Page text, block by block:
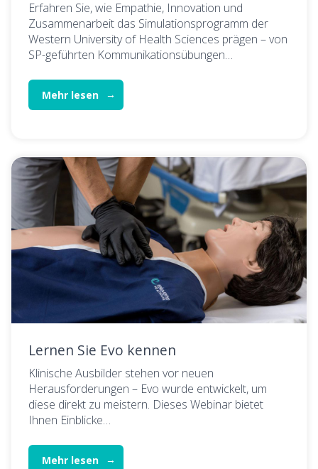
Erfahren Sie, wie Empathie, Innovation und
Zusammenarbeit das Simulationsprogramm der
Western University of Health Sciences prägen – von
SP-geführten Kommunikationsübungen…
Mehr lesen
Lernen Sie Evo kennen
Klinische Ausbilder stehen vor neuen
Herausforderungen – Evo wurde entwickelt, um
diese direkt zu meistern. Dieses Webinar bietet
Ihnen Einblicke…
Mehr lesen